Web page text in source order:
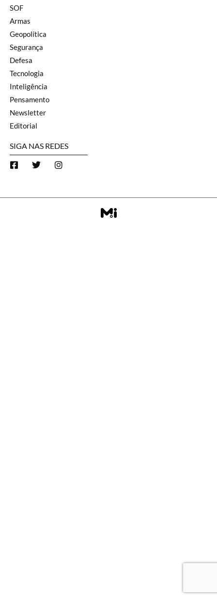
SOF
Armas
Geopolítica
Segurança
Defesa
Tecnologia
Inteligência
Pensamento
Newsletter
Editorial
SIGA NAS REDES